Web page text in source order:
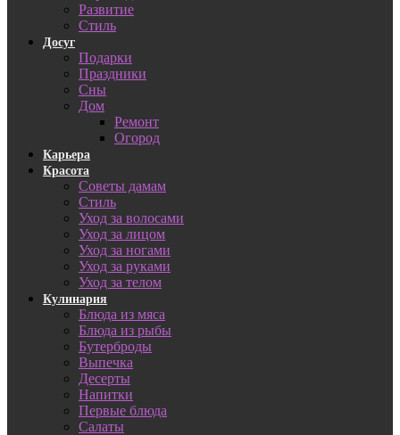
Развитие
Стиль
Досуг
Подарки
Праздники
Сны
Дом
Ремонт
Огород
Карьера
Красота
Советы дамам
Стиль
Уход за волосами
Уход за лицом
Уход за ногами
Уход за руками
Уход за телом
Кулинария
Блюда из мяса
Блюда из рыбы
Бутерброды
Выпечка
Десерты
Напитки
Первые блюда
Салаты